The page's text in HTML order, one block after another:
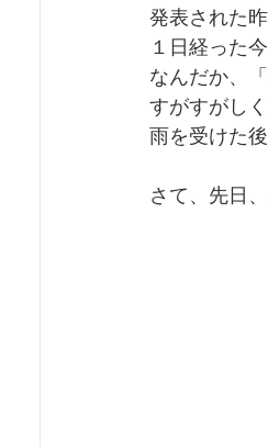
発表された
１日経った
なんだか、
すがすがし
雨を受けた
さて、先日